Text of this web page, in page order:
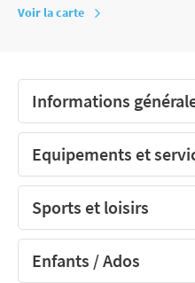
Voir la carte
Informations
Equipements et
Sports et loisirs
Enfants / Ados